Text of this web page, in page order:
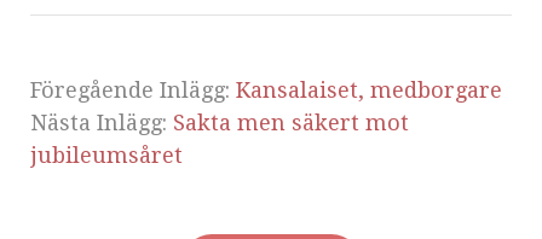
Föregående Inlägg: Kansalaiset, medborgare
Nästa Inlägg: Sakta men säkert mot
jubileumsåret